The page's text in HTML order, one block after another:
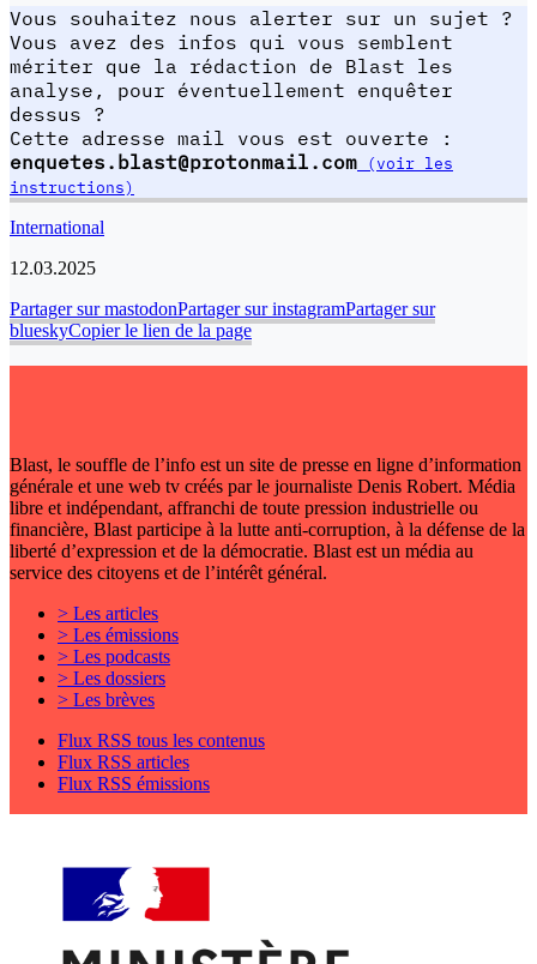
Vous souhaitez nous alerter sur un sujet ?
Vous avez des infos qui vous semblent
mériter que la rédaction de Blast les
analyse, pour éventuellement enquêter
dessus ?
Cette adresse mail vous est ouverte :
enquetes.blast@protonmail.com (voir les
instructions)
International
12.03.2025
Partager sur mastodonPartager sur instagramPartager sur
blueskyCopier le lien de la page
Blast, le souffle de l’info est un site de presse en ligne d’information
générale et une web tv créés par le journaliste Denis Robert. Média
libre et indépendant, affranchi de toute pression industrielle ou
financière, Blast participe à la lutte anti-corruption, à la défense de la
liberté d’expression et de la démocratie. Blast est un média au
service des citoyens et de l’intérêt général.
> Les articles
> Les émissions
> Les podcasts
> Les dossiers
> Les brèves
Flux RSS tous les contenus
Flux RSS articles
Flux RSS émissions